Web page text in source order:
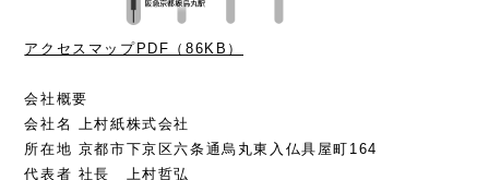
アクセスマップPDF（86KB）
会社概要
会社名 上村紙株式会社
所在地 京都市下京区六条通烏丸東入仏具屋町164
代表者 社長 上村哲弘